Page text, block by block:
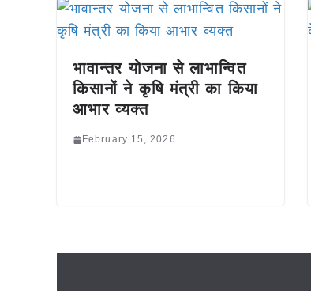
भावान्तर योजना से लाभान्वित
किसानों ने कृषि मंत्री का किया
आभार व्यक्त
February 15, 2026